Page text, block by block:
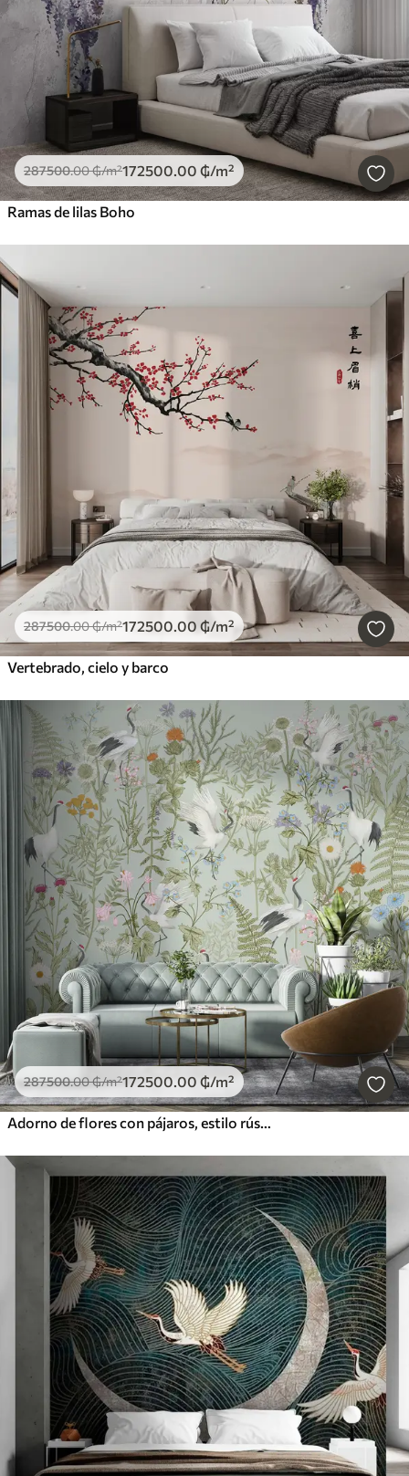
287500.00₲/m²172500.00 ₲/m²
Ramas de lilas Boho
287500.00₲/m²172500.00 ₲/m²
Vertebrado, cielo y barco
287500.00₲/m²172500.00 ₲/m²
Adorno de flores con pájaros, estilo rústico, botánico, prado, fondo azul